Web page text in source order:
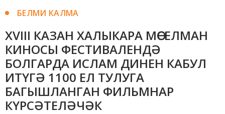
БЕЛМИ КАЛМА
XVIII КАЗАН ХАЛЫКАРА МӨСЕЛМАН
КИНОСЫ ФЕСТИВАЛЕНДӘ
БОЛГАРДА ИСЛАМ ДИНЕН КАБУЛ
ИТҮГӘ 1100 ЕЛ ТУЛУГА
БАГЫШЛАНГАН ФИЛЬМНАР
КҮРСӘТЕЛӘЧӘК